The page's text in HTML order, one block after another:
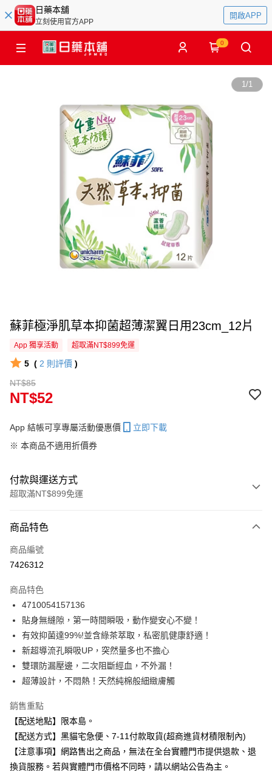
日藥本舖
立刻使用官方APP
開啟APP
0
1/1
蘇菲極淨肌草本抑菌超薄潔翼日用23cm_12片
App 獨享活動 超取滿NT$899免運
5 ( 2 則評價 )
NT$85
NT$52
App 結帳可享專屬活動優惠價
立即下載
※ 本商品不適用折價券
付款與運送方式
超取滿NT$899免運
信用卡一次付款
超商取貨付款
Apple Pay
街口支付
悠遊付
Google Pay
【大哥付你分期使用說明】
1.本服務由台灣大哥大提供，台灣大哥大用戶可立即使用無須另外申請。
2.付款方式選擇「大哥付你分期」，訂單成立後會自動跳轉到大哥付的交易
ATM付款
商品特色
商品編號
7426312
商品特色
4710054157136
貼身無縫隙，第一時間瞬吸，動作變安心不變！
有效抑菌達99%!並含綠茶萃取，私密肌健康舒適！
新超導流孔瞬吸UP，突然量多也不擔心
雙環防漏壓邊，二次阻斷經血，不外漏！
超薄設計，不悶熱！天然純棉般細緻膚觸
銷售重點
【配送地點】限本島。
【配送方式】黑貓宅急便、7-11付款取貨(超商進貨材積限制內)
【注意事項】網路售出之商品，無法在全台實體門市提供退款、退
換貨服務。若與實體門市價格不同時，請以網站公告為主。